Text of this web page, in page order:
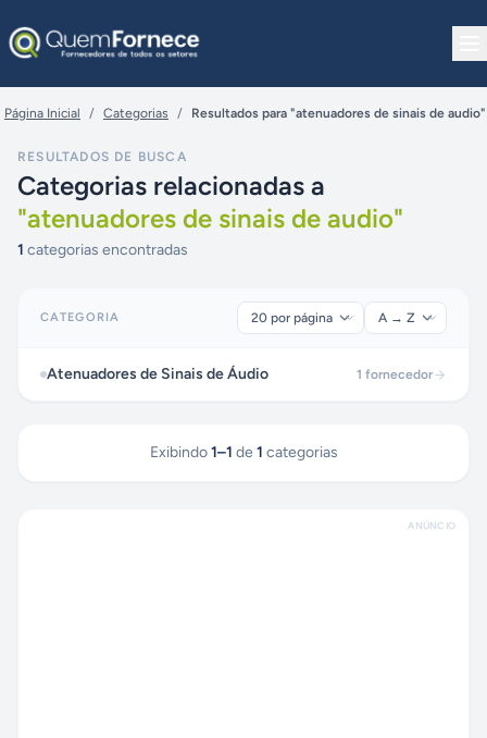
Página Inicial / Categorias / Resultados para "atenuadores de sinais de audio"
RESULTADOS DE BUSCA
Categorias relacionadas a
"atenuadores de sinais de audio"
1 categorias encontradas
CATEGORIA
Atenuadores de Sinais de Áudio 1 fornecedor
Exibindo 1–1 de 1 categorias
ANÚNCIO